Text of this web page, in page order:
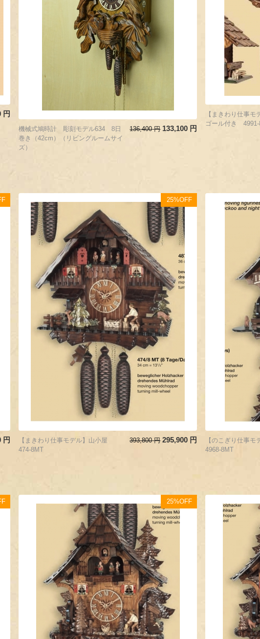
円
機械式鳩時計 彫刻モデル634 8日
巻き（42cm）（リビングルームサイ
ズ）
136,400 円 133,100 円
【まきわり仕事
ゴール付き 4991-
円
25%OFF
【まきわり仕事モデル】山小屋
474-8MT
393,800 円 295,900 円
【のこぎり仕事
4968-8MT
25%OFF